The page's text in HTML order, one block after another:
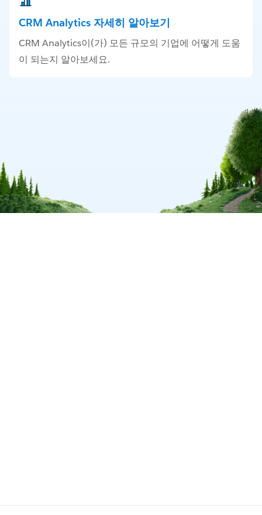
CRM Analytics 자세히 알아보기
CRM Analytics이(가) 모든 규모의 기업에 어떻게 도움
이 되는지 알아보세요.